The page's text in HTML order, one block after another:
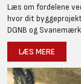
Læs om fordelene
hvor dit
DGNB og
LÆS MERE